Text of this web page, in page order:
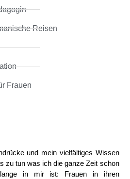
Reisen
Frauen
und mein vielfältiges Wissen
zu tun was ich die ganze Zeit schon
in mir ist: Frauen in ihren